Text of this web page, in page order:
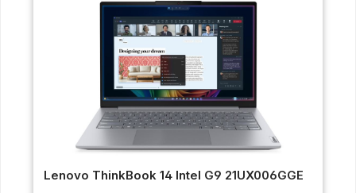
Lenovo ThinkBook 14 Intel G9 21UX006GGE